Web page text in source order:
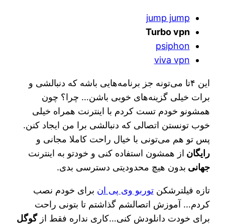
jump jump
‌Turbo vpn
psiphon
viva vpn
این ۴تا می‌تونه جز برنامه‌هایی باشه که دنبالشی و
برات خیلی گزینه‌های خوبی باشن… چرا؟ چون
همشونو خودم تست کردم با اینترنت همراه خیلی
خوب تونستن اتصالی که دنبالشی برا من ایجاد کنن.
پس تو هم می‌تونی با خیال راحت کاملا مجانی و
رایگان از همشون استفاده کنی و خودتو به اینترنت
جهانی بدون هیچ محدودیتی دسترسی بدی.
تازه فیلترشکنتوربو وی پی ان برای خودم نصب
کردم… آموزش اتصالشم گذاشتم تا بتونی راحت
برای خودت دانلودش کنی…کاری نداره فقط ازگوگل